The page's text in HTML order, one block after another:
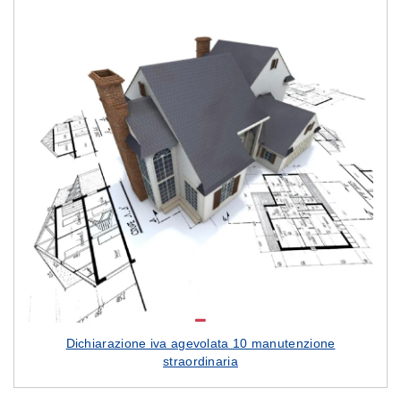
Dichiarazione iva agevolata 10 manutenzione
straordinaria